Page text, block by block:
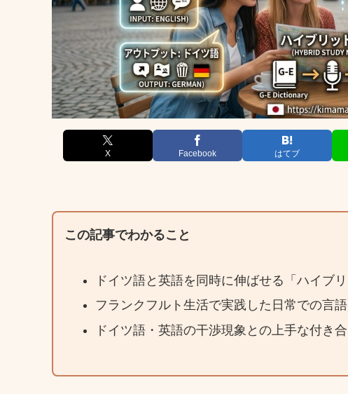
X Facebook はてブ
この記事でわかること
ドイツ語と英語を同時に伸ばせる「ハイブ
フランクフルト生活で実践した日常での言
ドイツ語・英語の干渉現象との上手な付き